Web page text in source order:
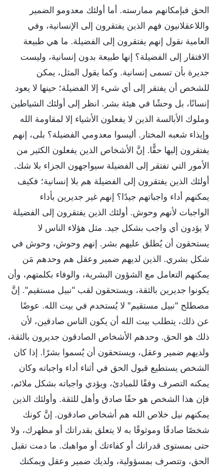
الحق فبإمكانهم ممارسته. أما أولئك معدومو الضمير
واللاعقلانيون فهم الذين يفتقرون إلى الإنسانية، وفي
العامية نقول إنهم يفتقرون إلى الفضيلة. ما هي طبيعة
الافتقار إلى الفضيلة؟ إنها طبيعة بدون إنسانية، وليست
جديرة بأن تسمى إنسانية. وكما يقول المثل، يمكن
للشخص أن يفتقر إلى أي شيء إلا الفضيلة؛ حينها لا يعود
إنسانًا، بل وحشًا في هيئة بشر. انظر إلى أولئك الشياطين
وملوك الأبالسة الذين لا يفعلون الأشياء إلا لمقاومة الله
وإيذاء شعبه المختار. أليسوا معدومي الفضيلة؟ بلى، إنهم
يفتقرون إليها حقًّا. إنَّ الأشخاص الذين يفعلون الكثير من
الأمور التي تفتقر إلى الفضيلة سيواجهون الجزاء بلا شك.
أولئك الذين يفتقرون إلى الفضيلة هم بلا إنسانية؛ فكيف
يمكنهم أداء واجباتهم جيدًا؟ إنهم غير جديرين بأداء
الواجبات لأنهم وحوش. أولئك الذين يفتقرون إلى الفضيلة
لا يؤدون أي واجب بشكل جيد. مثل هؤلاء الناس لا
يستحقون أن يُطلق عليهم بشر. إنهم وحوش، وحوش في
شكل بشري. الذين لديهم ضمير وعقل هم وحدهم مَن
يمكنهم التعامل مع الشؤون البشرية، والوفاء بكلمتهم، وأن
يكونوا جديرين بالثقة، ويستحقون لقب "نبيل مستقيم". إنَّ
مصطلح "نبيل مستقيم" لا يُستخدم في بيت الله. عوضًا
عن ذلك، يتطلب بيت الله أن يكون الناس صادقين، لأن
ذلك هو الحق. وحدهم الأشخاص الصادقون جديرون بالثقة،
ولديهم ضمير وعقل، ويستحقون أن يُسموا بشرًا. إذا كان
الشخص يستطيع قبول الحق في أثناء أداء واجباته وكان
يمكنه التصرف وفقًا للمبادئ، ويؤدي واجباته بشكل ملائم،
فإن هذا الشخص هو حقًا صادق وأهل للثقة. وأولئك الذين
يمكنهم نيل خلاص الله هم أشخاص صادقون. إنَّ كونك
شخصًا صادقًا وموثوقًا به لا يتعلق بقدراتك أو مظهرك، ولا
حتى بمستوى قدراتك أو كفاءتك أو مواهبك. ما دمت تقبل
الحق، وتتصرف بمسؤولية، ولديك ضمير وعقل ويمكنك